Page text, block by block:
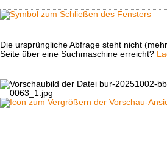
Die ursprüngliche Abfrage steht nicht
Seite über eine Suchmaschine erreicht?